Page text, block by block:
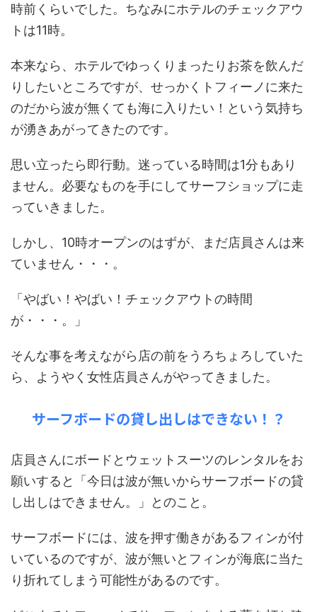
時前くらいでした。ちなみにホテルのチェックアウ
トは11時。
本来なら、ホテルでゆっくりまったりお茶を飲んだ
りしたいところですが、せっかくトフィーノに来た
のだから波が無くても海に入りたい！という気持ち
が湧きあがってきたのです。
思い立ったら即行動。迷っている時間は1分もあり
ません。必要なものを手にしてサーフショップに走
っていきました。
しかし、10時オープンのはずが、まだ店員さんは来
ていません・・・。
「やばい！やばい！チェックアウトの時間
が・・・。」
そんな事を考えながら店の前をうろちょろしていた
ら、ようやく女性店員さんがやってきました。
サーフボードの貸し出しはできない！？
店員さんにボードとウェットスーツのレンタルをお
願いすると「今日は波が無いからサーフボードの貸
し出しはできません。」とのこと。
サーフボードには、波を押す働きがあるフィンが付
いているのですが、波が無いとフィンが海底に当た
り折れてしまう可能性があるのです。